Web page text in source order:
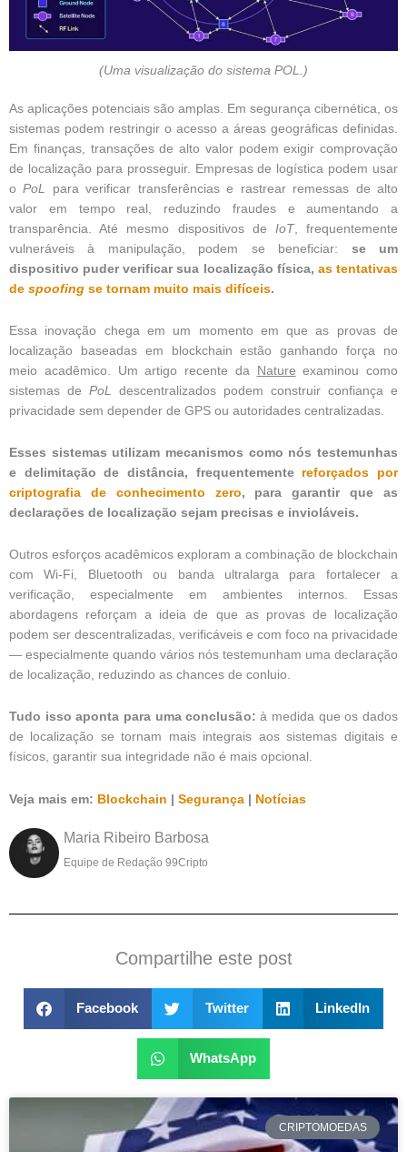
(Uma visualização do sistema POL.)
As aplicações potenciais são amplas. Em segurança cibernética, os
sistemas podem restringir o acesso a áreas geográficas definidas.
Em finanças, transações de alto valor podem exigir comprovação
de localização para prosseguir. Empresas de logística podem usar
oPoL para verificar transferências e rastrear remessas de alto
valor em tempo real, reduzindo fraudes e aumentando a
transparência. Até mesmo dispositivos de IoT, frequentemente
vulneráveis à manipulação, podem se beneficiar: se um
dispositivo puder verificar sua localização física, as tentativas
de spoofing se tornam muito mais difíceis.
Essa inovação chega em um momento em que as provas de
localização baseadas em blockchain estão ganhando força no
meio acadêmico. Um artigo recente da
Nature examinou como
sistemas de PoL descentralizados podem construir confiança e
privacidade sem depender de GPS ou autoridades centralizadas.
Esses sistemas utilizam mecanismos como nós testemunhas
e delimitação de distância, frequentementereforçados por
criptografia de conhecimento zero, para garantir que as
declarações de localização sejam precisas e invioláveis.
Outros esforços acadêmicos exploram a combinação de blockchain
com Wi-Fi, Bluetooth ou banda ultralarga para fortalecer a
verificação, especialmente em ambientes internos. Essas
abordagens reforçam a ideia de que as provas de localização
podem ser descentralizadas, verificáveis e com foco na privacidade
— especialmente quando vários nós testemunham uma declaração
de localização, reduzindo as chances de conluio.
Tudo isso aponta para uma conclusão: à medida que os dados
de localização se tornam mais integrais aos sistemas digitais e
físicos, garantir sua integridade não é mais opcional.
Veja mais em: Blockchain Segurança Notícias
Maria Ribeiro Barbosa
Equipe de Redação 99Cripto
Compartilhe este post
Facebook Twitter LinkedIn
WhatsApp
CRIPTOMOEDAS